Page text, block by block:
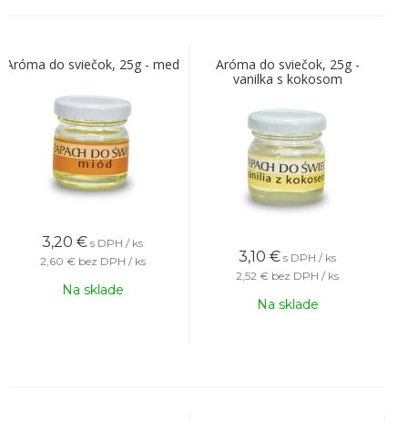
Aróma do sviečok, 25g - med
3,20 € s DPH / ks
2,60 € bez DPH / ks
Na sklade
Aróma do sviečok, 25g -
vanilka s kokosom
3,10 € s DPH / ks
2,52 € bez DPH / ks
Na sklade